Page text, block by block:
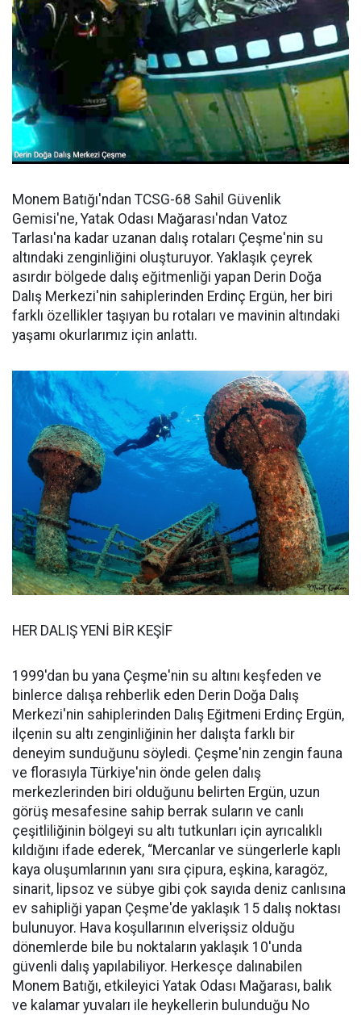
Monem Batığı'ndan TCSG-68 Sahil Güvenlik
Gemisi'ne, Yatak Odası Mağarası'ndan Vatoz
Tarlası'na kadar uzanan dalış rotaları Çeşme'nin su
altındaki zenginliğini oluşturuyor. Yaklaşık çeyrek
asırdır bölgede dalış eğitmenliği yapan Derin Doğa
Dalış Merkezi'nin sahiplerinden Erdinç Ergün, her biri
farklı özellikler taşıyan bu rotaları ve mavinin altındaki
yaşamı okurlarımız için anlattı.
HER DALIŞ YENİ BİR KEŞİF
1999'dan bu yana Çeşme'nin su altını keşfeden ve
binlerce dalışa rehberlik eden Derin Doğa Dalış
Merkezi'nin sahiplerinden Dalış Eğitmeni Erdinç Ergün,
ilçenin su altı zenginliğinin her dalışta farklı bir
deneyim sunduğunu söyledi. Çeşme'nin zengin fauna
ve florasıyla Türkiye'nin önde gelen dalış
merkezlerinden biri olduğunu belirten Ergün, uzun
görüş mesafesine sahip berrak suların ve canlı
çeşitliliğinin bölgeyi su altı tutkunları için ayrıcalıklı
kıldığını ifade ederek, “Mercanlar ve süngerlerle kaplı
kaya oluşumlarının yanı sıra çipura, eşkina, karagöz,
sinarit, lipsoz ve sübye gibi çok sayıda deniz canlısına
ev sahipliği yapan Çeşme'de yaklaşık 15 dalış noktası
bulunuyor. Hava koşullarının elverişsiz olduğu
dönemlerde bile bu noktaların yaklaşık 10'unda
güvenli dalış yapılabiliyor. Herkesçe dalınabilen
Monem Batığı, etkileyici Yatak Odası Mağarası, balık
ve kalamar yuvaları ile heykellerin bulunduğu No